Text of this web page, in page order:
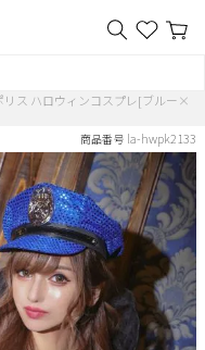
リス ハロウィンコスプレ[ブルー×
商品番号 la-hwpk2133